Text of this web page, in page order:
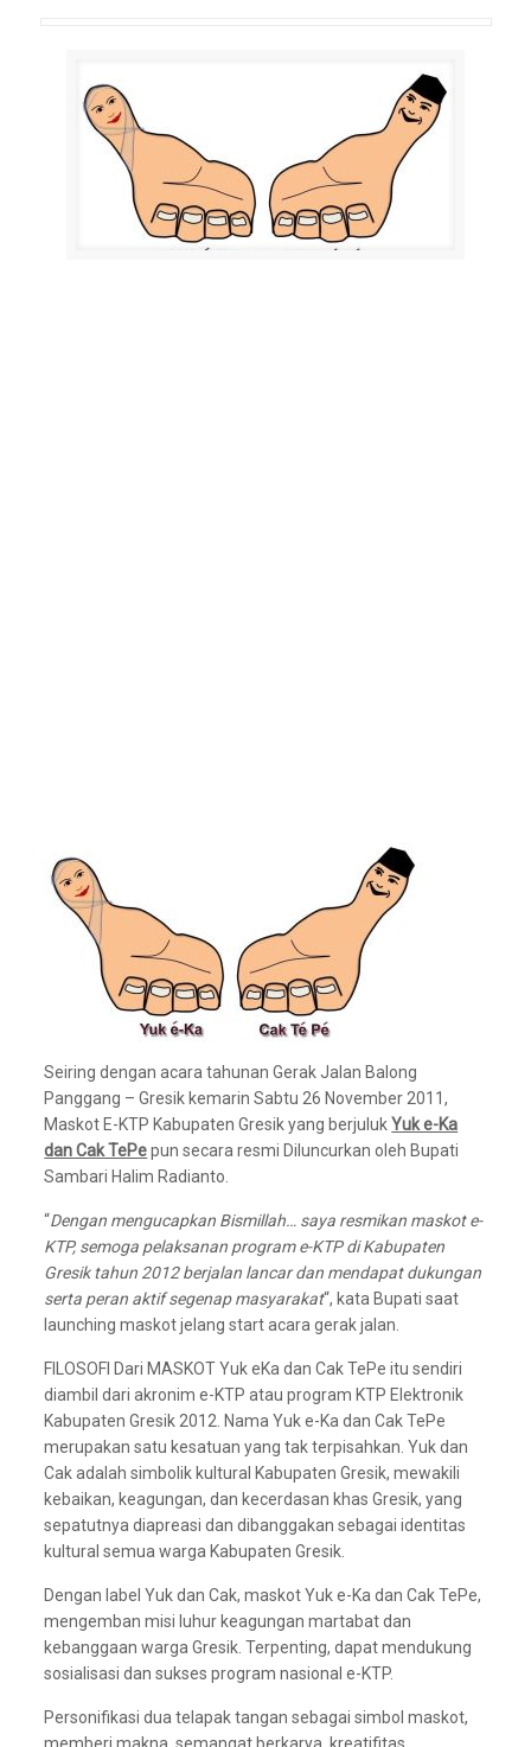
Seiring dengan acara tahunan Gerak Jalan Balong
Panggang – Gresik kemarin Sabtu 26 November 2011,
Maskot E-KTP Kabupaten Gresik yang berjulukYuk e-Ka
dan Cak TePepun secara resmi Diluncurkan oleh Bupati
Sambari Halim Radianto.
“Dengan mengucapkan Bismillah… saya resmikan maskot e-
KTP, semoga pelaksanan program e-KTP di Kabupaten
Gresik tahun 2012 berjalan lancar dan mendapat dukungan
serta peran aktif segenap masyarakat“, kata Bupati saat
launching maskot jelang start acara gerak jalan.
FILOSOFI Dari MASKOT Yuk eKa dan Cak TePe itu sendiri
diambil dari akronim e-KTP atau program KTP Elektronik
Kabupaten Gresik 2012. Nama Yuk e-Ka dan Cak TePe
merupakan satu kesatuan yang tak terpisahkan. Yuk dan
Cak adalah simbolik kultural Kabupaten Gresik, mewakili
kebaikan, keagungan, dan kecerdasan khas Gresik, yang
sepatutnya diapreasi dan dibanggakan sebagai identitas
kultural semua warga Kabupaten Gresik.
Dengan label Yuk dan Cak, maskot Yuk e-Ka dan Cak TePe,
mengemban misi luhur keagungan martabat dan
kebanggaan warga Gresik. Terpenting, dapat mendukung
sosialisasi dan sukses program nasional e-KTP.
Personifikasi dua telapak tangan sebagai simbol maskot,